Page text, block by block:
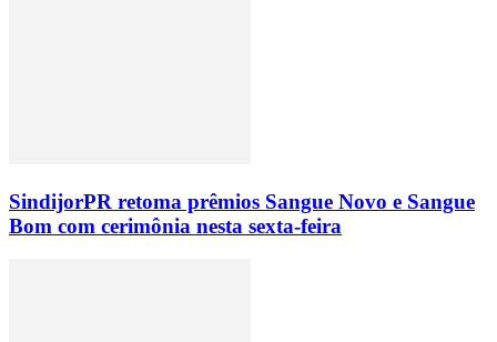
SindijorPR retoma prêmios Sangue Novo e Sangue
Bom com cerimônia nesta sexta-feira